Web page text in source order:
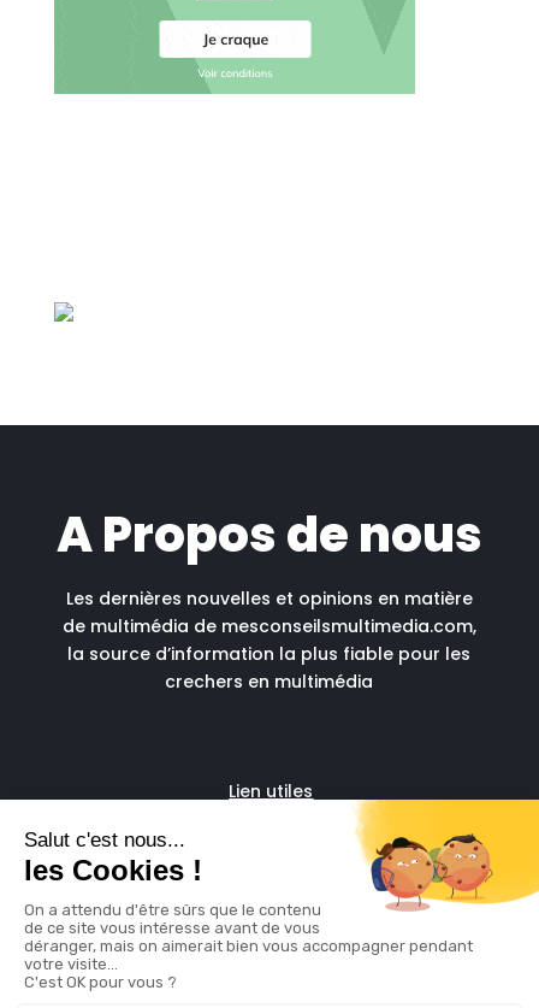
A Propos de nous
Les dernières nouvelles et opinions en matière
de multimédia de mesconseilsmultimedia.com,
la source d’information la plus fiable pour les
crechers en multimédia
Lien utiles
Fascia run
Support administratif pour
freelances
© copyright 2026 |